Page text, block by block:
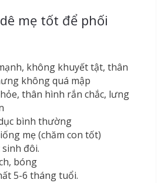
mẹ tốt để phối
không khuyết tật, thân
không quá mập
thân hình rắn chắc, lưng
bình thường
mẹ (chăm con tốt)
đôi.
bóng
5-6 tháng tuổi.